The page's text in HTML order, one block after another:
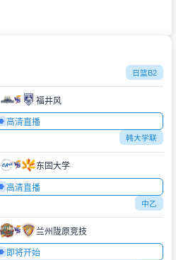
日篮B2
福井风
高清直播
韩大学联
东固大学
高清直播
中乙
兰州陇原竞技
即将开始